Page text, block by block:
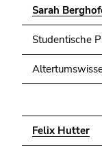
Sarah
Studentische
Felix Hutter